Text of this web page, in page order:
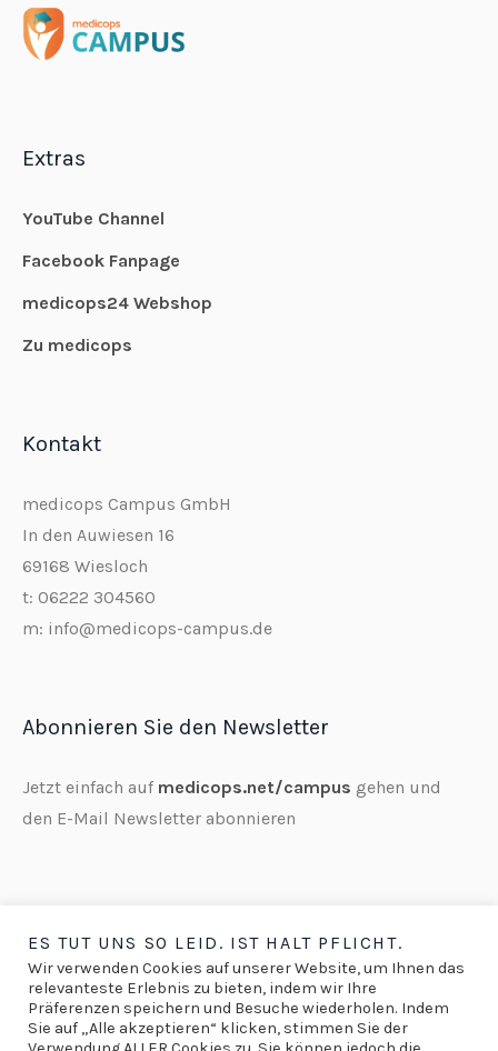
Extras
YouTube Channel
Facebook Fanpage
medicops24 Webshop
Zu medicops
Kontakt
medicops Campus GmbH
In den Auwiesen 16
69168 Wiesloch
t: 06222 304560
m: info@medicops-campus.de
Abonnieren Sie den Newsletter
Jetzt einfach auf medicops.net/campus gehen und
den E-Mail Newsletter abonnieren
Impressum/Datenschutz/AGB/Hinweis zum
ES TUT UNS SO LEID. IST HALT PFLICHT.
Wir verwenden Cookies auf unserer Website, um Ihnen das
relevanteste Erlebnis zu bieten, indem wir Ihre
Präferenzen speichern und Besuche wiederholen. Indem
Sie auf „Alle akzeptieren“ klicken, stimmen Sie der